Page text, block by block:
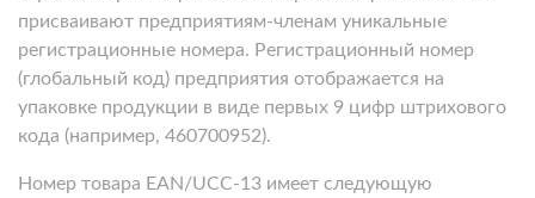
присваивают предприятиям-членам уникальные
регистрационные номера. Регистрационный номер
(глобальный код) предприятия отображается на
упаковке продукции в виде первых 9 цифр штрихового
кода (например, 460700952).
Номер товара EAN/UCC-13 имеет следующую